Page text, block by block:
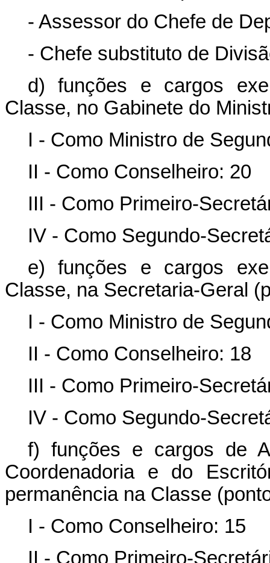
- Assessor do Chefe de
- Chefe substituto de
d) funções e cargos
Classe, no Gabinete do
I - Como Ministro de
II - Como Conselheiro: 20
III - Como Primeiro-
IV - Como Segundo-
e) funções e cargos
Classe, na Secretaria-Geral
I - Como Ministro de
II - Como Conselheiro: 18
III - Como Primeiro-
IV - Como Segundo-
f) funções e cargos de
Coordenadoria e do
permanência na Classe
I - Como Conselheiro: 15
II - Como Primeiro-